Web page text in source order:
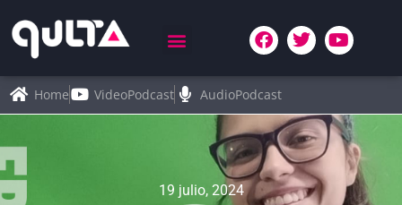
Home VideoPodcast AudioPodcast
19 julio, 2024